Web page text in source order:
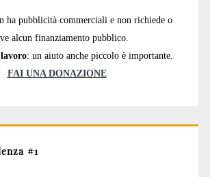
ha pubblicità commerciali e non richiede o
alcun finanziamento pubblico.
: un aiuto anche piccolo è importante.
FAI UNA DONAZIONE
#1